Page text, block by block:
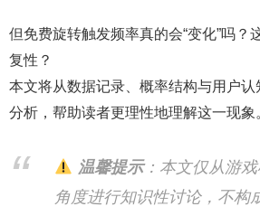
但免费旋转触发频率真的会“变化”吗？
复性？
本文将从数据记录、概率结构与用户
分析，帮助读者更理性地理解这一现象
温馨提示：本文仅从游
角度进行知识性讨论，不构